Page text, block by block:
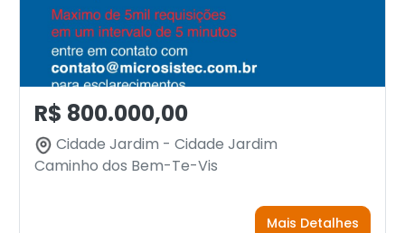
R$ 800.000,00
Cidade Jardim - Cidade Jardim
Caminho dos Bem-Te-Vis
Mais Detalhes